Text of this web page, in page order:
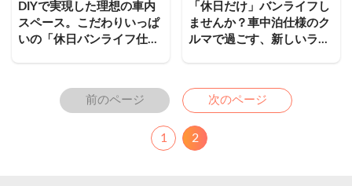
DIYで実現した理想の車内
スペース。こだわりいっぱ
いの「休日バンライフ仕様
「休日だけ」バンライフし
ませんか？車中泊仕様のク
ルマで過ごす、新しいライ
前のページ Previous次のページ Next
1 2